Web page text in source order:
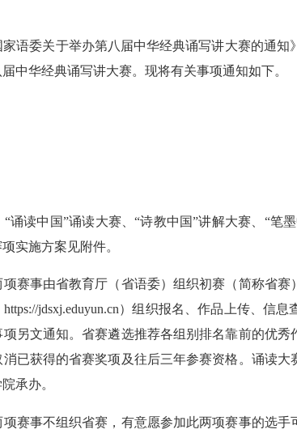
委关于举办第八届中华经典诵写讲大赛的通知
中华经典诵写讲大赛。现将有关事项通知如下。
读中国”诵读大赛、“诗教中国”讲解大赛、“笔
实施方案见附件。
事由省教育厅（省语委）组织初赛（简称省赛
jdsxj.eduyun.cn）组织报名、作品上传、信
另文通知。省赛遴选推荐各组别排名靠前的优
已获得的省赛奖项及往后三年参赛资格。诵读
承办。
事不组织省赛，有意愿参加此两项赛事的选手